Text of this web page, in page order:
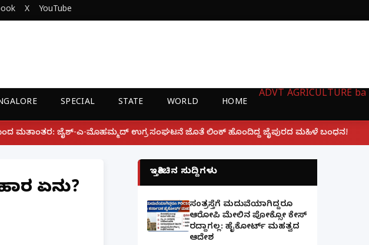
X YouTube
SPECIAL STATE WORLD HOME
ADVT AGRICULTURE ba
ಉಗ್ರ ಸಂಘಟನೆ ಜೊತೆ ಲಿಂಕ್ ಹೊಂದಿದ್ದ ಜೈಪುರದ ಮಹಿಳೆ ಬಂಧನ! | ಲಕ್ನೋ
ಏನು?
ಇತ್ತೀಚಿನ ಸುದ್ದಿಗಳು
ಸಂತ್ರಸ್ತೆಗೆ ಮದುವೆಯಾಗಿದ್ದರೂ
ಆರೋಪಿ ಮೇಲಿನ ಪೋಕ್ಸೋ ಕೇಸ್
ರದ್ದಾಗಲ್ಲ: ಹೈಕೋರ್ಟ್ ಮಹತ್ವದ
ಆದೇಶ